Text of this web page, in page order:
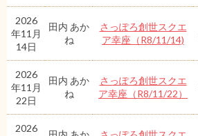
2026
年11月
14日
田内 あか
ね
さっぽろ創世スクエ
ア幸座（R8/11/14)
2026
年11月
22日
田内 あか
ね
さっぽろ創世スクエ
ア幸座（R8/11/22）
2026